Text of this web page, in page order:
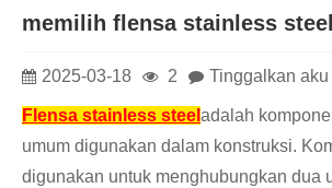
memilih flensa stainless
2025-03-18 2 Tinggalkan aku
Flensa stainless steel adalah
umum digunakan dalam konstruksi.
digunakan untuk menghubungkan dua